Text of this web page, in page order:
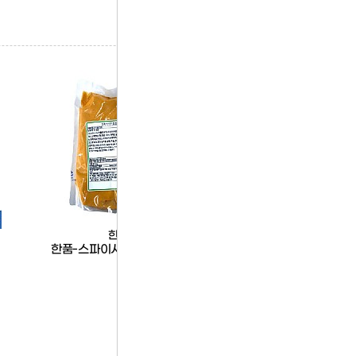
한품
한품-스파이시마요소스1kg